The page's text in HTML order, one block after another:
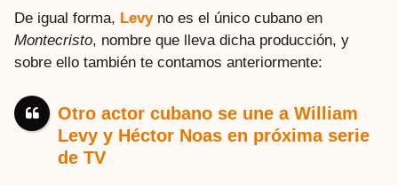
De igual forma, Levyno es el único cubano en
Montecristo, nombre que lleva dicha producción, y
sobre ello también te contamos anteriormente:
Otro actor cubano se une a William
Levy y Héctor Noas en próxima serie
de TV